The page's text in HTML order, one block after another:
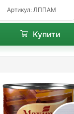
Артикул: ЛППАМ
Купити